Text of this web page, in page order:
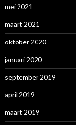
mei 2021
maart 2021
oktober 2020
januari 2020
september 2019
april 2019
maart 2019